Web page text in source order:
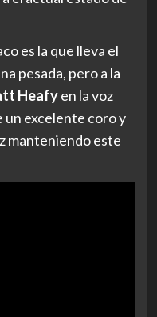
es la que lleva el
pesada, pero a la
Heafyen la voz
un excelente coro y
manteniendo este